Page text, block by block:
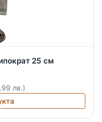
25 см
лв.)